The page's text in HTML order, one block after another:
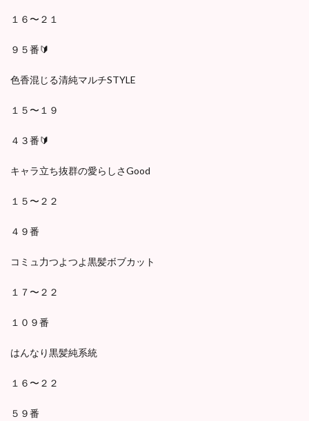
１６〜２１
９５番🔰
色香混じる清純マルチSTYLE
１５〜１９
４３番🔰
キャラ立ち抜群の愛らしさGood
１５〜２２
４９番
コミュ力つよつよ黒髪ボブカット
１７〜２２
１０９番
はんなり黒髪純系統
１６〜２２
５９番